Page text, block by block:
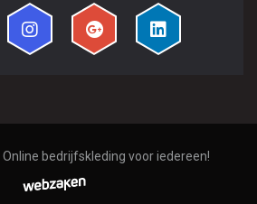
Online bedrijfskleding voor iedereen!